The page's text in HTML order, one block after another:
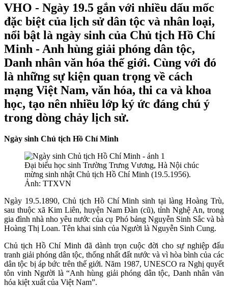
VHO - Ngày 19.5 gắn với nhiều dấu mốc
đặc biệt của lịch sử dân tộc và nhân loại,
nổi bật là ngày sinh của Chủ tịch Hồ Chí
Minh - Anh hùng giải phóng dân tộc,
Danh nhân văn hóa thế giới. Cùng với đó
là những sự kiện quan trọng về cách
mạng Việt Nam, văn hóa, thi ca và khoa
học, tạo nên nhiều lớp ký ức đáng chú ý
trong dòng chảy lịch sử.
Ngày sinh Chủ tịch Hồ Chí Minh
Đại biểu học sinh Trường Trưng Vương, Hà Nội chúc
mừng sinh nhật Chủ tịch Hồ Chí Minh (19.5.1956).
Ảnh: TTXVN
Ngày 19.5.1890, Chủ tịch Hồ Chí Minh sinh tại làng Hoàng Trù,
sau thuộc xã Kim Liên, huyện Nam Đàn (cũ), tỉnh Nghệ An, trong
gia đình nhà nho yêu nước của cụ Phó bảng Nguyễn Sinh Sắc và bà
Hoàng Thị Loan. Tên khai sinh của Người là Nguyễn Sinh Cung.
Chủ tịch Hồ Chí Minh đã dành trọn cuộc đời cho sự nghiệp đấu
tranh giải phóng dân tộc, thống nhất đất nước và vì hòa bình của các
dân tộc bị áp bức trên thế giới. Năm 1987, UNESCO ra Nghị quyết
tôn vinh Người là “Anh hùng giải phóng dân tộc, Danh nhân văn
hóa kiệt xuất của Việt Nam”.